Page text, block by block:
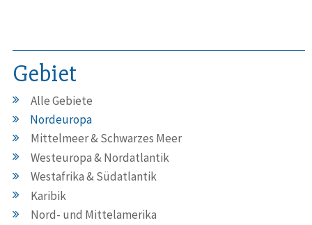
Gebiet
Alle Gebiete
Nordeuropa
Mittelmeer & Schwarzes Meer
Westeuropa & Nordatlantik
Westafrika & Südatlantik
Karibik
Nord- und Mittelamerika